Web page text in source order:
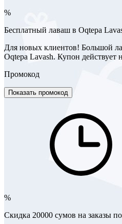
%
Бесплатный лаваш в Oqtepa
Для новых клиентов! Большой
Oqtepa Lavash. Купон действует
Промокод
Показать промокод
%
Скидка 20000 сумов на заказы